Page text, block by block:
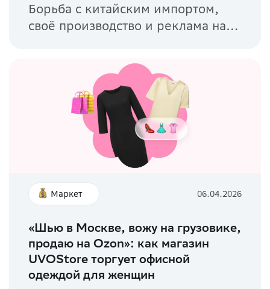
Борьба с китайским импортом,
своё производство и реклама на
Маркет 06.04.2026
«Шью в Москве, вожу на грузовике,
продаю на Ozon»: как магазин
UVOStore торгует офисной
одеждой для женщин